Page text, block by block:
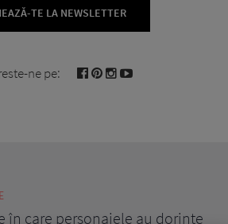
TE LA NEWSLETTER
ne pe:
care stimulează creșterea